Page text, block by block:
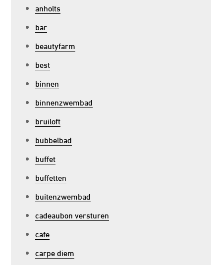
anholts
bar
beautyfarm
best
binnen
binnenzwembad
bruiloft
bubbelbad
buffet
buffetten
buitenzwembad
cadeaubon versturen
cafe
carpe diem